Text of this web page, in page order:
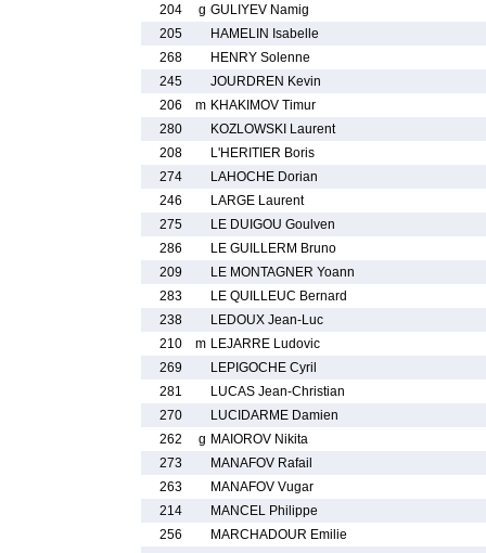
204
g GULIYEV Namig
205
HAMELIN Isabelle
268
HENRY Solenne
245
JOURDREN Kevin
206
m KHAKIMOV Timur
280
KOZLOWSKI Laurent
208
L'HERITIER Boris
274
LAHOCHE Dorian
246
LARGE Laurent
275
LE DUIGOU Goulven
286
LE GUILLERM Bruno
209
LE MONTAGNER Yoann
283
LE QUILLEUC Bernard
238
LEDOUX Jean-Luc
210
m LEJARRE Ludovic
269
LEPIGOCHE Cyril
281
LUCAS Jean-Christian
270
LUCIDARME Damien
262
g MAIOROV Nikita
273
MANAFOV Rafail
263
MANAFOV Vugar
214
MANCEL Philippe
256
MARCHADOUR Emilie